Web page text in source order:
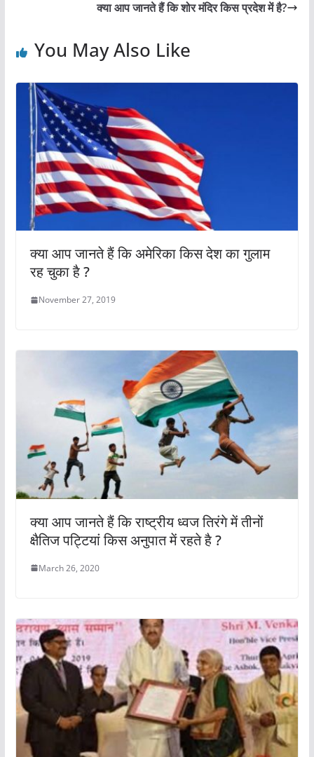
o p
क्या आप जानते हैं कि शोर मंदिर किस प्रदेश में है?
You May Also Like
क्या आप जानते हैं कि अमेरिका किस देश का गुलाम
रह चुका है ?
November 27, 2019
क्या आप जानते हैं कि राष्ट्रीय ध्वज तिरंगे में तीनों
क्षैतिज पट्टियां किस अनुपात में रहते है ?
March 26, 2020